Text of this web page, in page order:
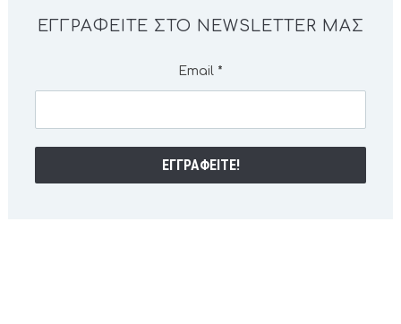
ΕΓΓΡΑΦΕΊΤΕ ΣΤΟ NEWSLETTER ΜΑΣ
Email *